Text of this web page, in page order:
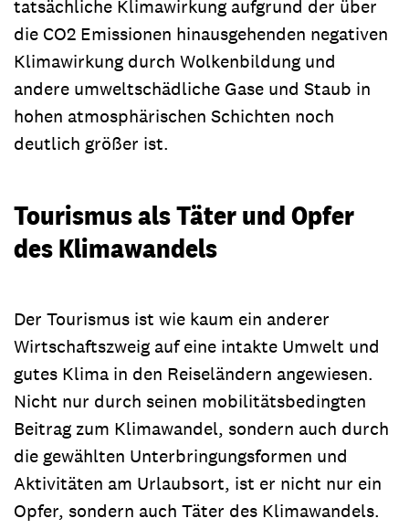
tatsächliche Klimawirkung aufgrund der über
die CO2 Emissionen hinausgehenden negativen
Klimawirkung durch Wolkenbildung und
andere umweltschädliche Gase und Staub in
hohen atmosphärischen Schichten noch
deutlich größer ist.
Tourismus als Täter und Opfer
des Klimawandels
Der Tourismus ist wie kaum ein anderer
Wirtschaftszweig auf eine intakte Umwelt und
gutes Klima in den Reiseländern angewiesen.
Nicht nur durch seinen mobilitätsbedingten
Beitrag zum Klimawandel, sondern auch durch
die gewählten Unterbringungsformen und
Aktivitäten am Urlaubsort, ist er nicht nur ein
Opfer, sondern auch Täter des Klimawandels.